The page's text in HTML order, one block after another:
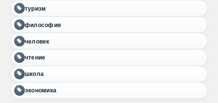
туризм
философия
человек
чтение
школа
экономика